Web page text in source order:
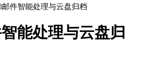
邮件智能处理与云盘归档
能处理与云盘归